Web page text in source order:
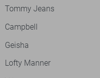
Tommy Jeans
Campbell
Geisha
Lofty Manner